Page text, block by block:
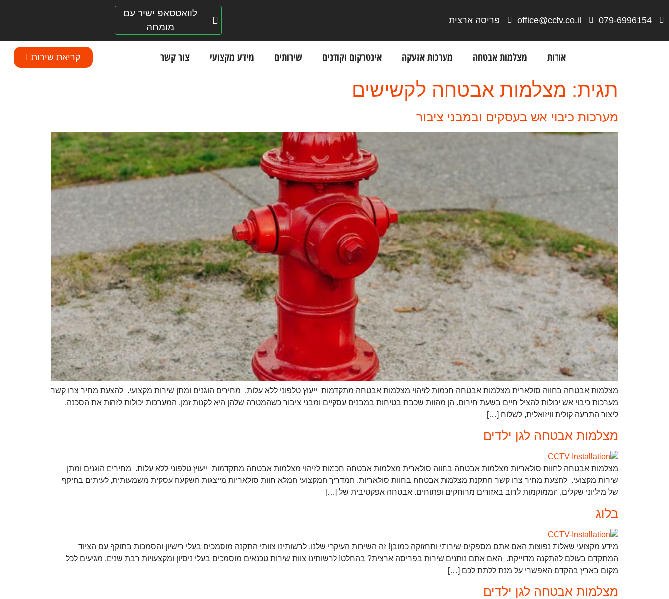
079-6996154
office@cctv.co.il פריסה ארצית
לוואטסאפ ישיר עם
מומחה
אודות מצלמות אבטחה מערכות אזעקה אינטרקום וקודנים שירותים מידע מקצועי צור קשר קריאת שירות
תגית: מצלמות אבטחה לקשישים
מערכות כיבוי אש בעסקים ובמבני ציבור
מצלמות אבטחה בחווה סולארית מצלמות אבטחה חכמות לזיהוי מצלמות אבטחה מתקדמות ייעוץ טלפוני ללא עלות. מחירים הוגנים ומתן שירות מקצועי. להצעת מחיר צרו קשר
מערכות כיבוי אש יכולות להציל חיים בשעת חירום. הן מהוות שכבת בטיחות במבנים עסקיים ומבני ציבור כשהמטרה שלהן היא לקנות זמן. המערכות יכולות לזהות את הסכנה,
ליצור התרעה קולית וויזואלית, לשלוח […]
מצלמות אבטחה לגן ילדים
מצלמות אבטחה לחוות סולאריות מצלמות אבטחה בחווה סולארית מצלמות אבטחה חכמות לזיהוי מצלמות אבטחה מתקדמות ייעוץ טלפוני ללא עלות. מחירים הוגנים ומתן
שירות מקצועי. להצעת מחיר צרו קשר התקנת מצלמות אבטחה בחוות סולאריות: המדריך המקצועי המלא חוות סולאריות מייצגות השקעה עסקית משמעותית, לעיתים בהיקף
של מיליוני שקלים, הממוקמות לרוב באזורים מרוחקים ופתוחים. אבטחה אפקטיבית של […]
בלוג
מידע מקצועי שאלות נפוצות האם אתם מספקים שירותי ותחזוקה כמובן! זה השירות העיקרי שלנו. לרשותינו צוותי התקנה מוסמכים בעלי רישיון והסמכות בתוקף עם הציוד
המתקדם בעולם להתקנה מדוייקת. האם אתם נותנים שירות בפריסה ארצית? בהחלט! לרשותינו צוות שירות טכנאים מוסמכים בעלי ניסיון ומקצעויות רבת שנים. מגיעים לכל
מקום בארץ בהקדם האפשרי על מנת ללתת לכם […]
מצלמות אבטחה לגן ילדים